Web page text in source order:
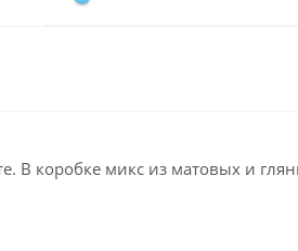
В коробке микс из матовых и